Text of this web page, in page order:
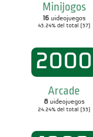
Minijogos
16videojuegos
43.24% del total (37)
2000
Arcade
8videojuegos
24.24% del total (33)